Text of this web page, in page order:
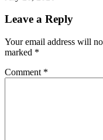
Leave a Reply
Your email address will
marked *
Comment *